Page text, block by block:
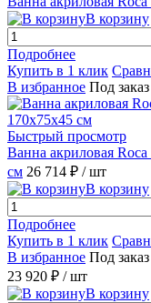
В корзину
Подробнее
Купить в 1 клик
В избранное Под заказ
Быстрый просмотр
Ванна акриловая
см 26 714 ₽ / шт
В корзину
Подробнее
Купить в 1 клик
В избранное Под заказ
23 920 ₽ / шт
В корзину